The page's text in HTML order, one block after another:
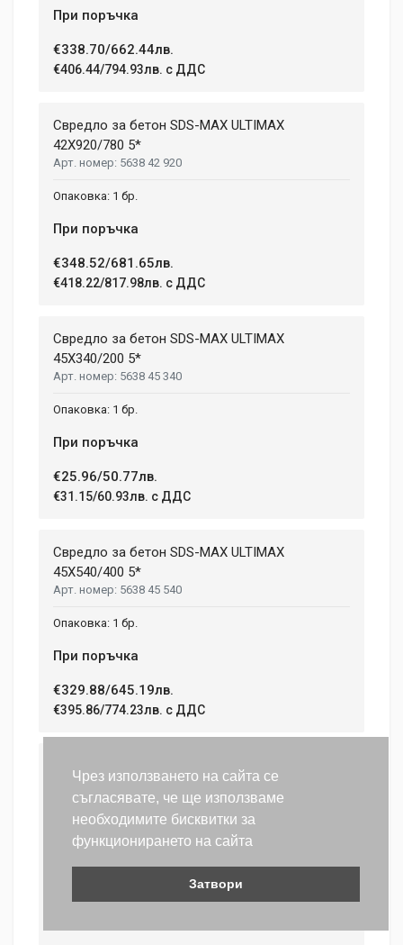
Чрез използването на сайта се
съгласявате, че ще използваме
необходимите бисквитки за
функционирането на сайта
Затвори
При поръчка
€338.70/662.44лв.
€406.44/794.93лв. с ДДС
Свредло за бетон SDS-MAX ULTIMAX
42X920/780 5*
5638 42 920
1 бр.
При поръчка
€348.52/681.65лв.
€418.22/817.98лв. с ДДС
Свредло за бетон SDS-MAX ULTIMAX
45X340/200 5*
5638 45 340
1 бр.
При поръчка
€25.96/50.77лв.
€31.15/60.93лв. с ДДС
Свредло за бетон SDS-MAX ULTIMAX
45X540/400 5*
5638 45 540
1 бр.
При поръчка
€329.88/645.19лв.
€395.86/774.23лв. с ДДС
45X690/550 5*
5638 45 690
1 бр.
При поръчка
€350.95/686.40лв.